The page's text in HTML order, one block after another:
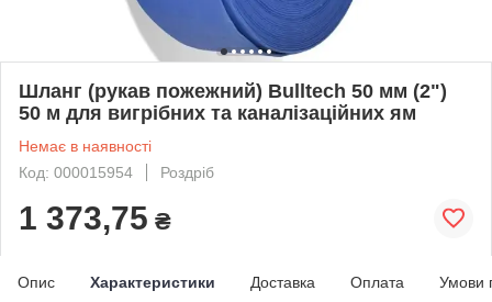
Шланг (рукав пожежний) Bulltech 50 мм (2")
50 м для вигрібних та каналізаційних ям
Немає в наявності
Код: 000015954
Роздріб
1 373,75 ₴
Опис Характеристики Доставка Оплата Умови